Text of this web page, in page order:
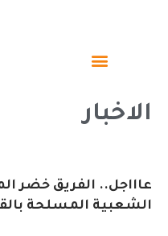
الاخبار
عاااجل.. الفريق خضر
الشعبية المسلحة